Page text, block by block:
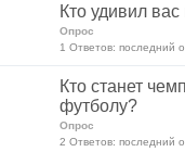
Кто удивил
Опрос
1 Ответов: последний
Кто станет
футболу?
Опрос
2 Ответов: последний